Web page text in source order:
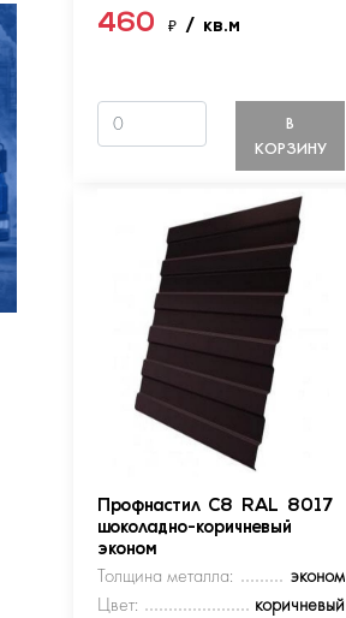
460₽/ кв.м
В
КОРЗИНУ
Профнастил С8 RAL 8017
шоколадно-коричневый
эконом
Толщина металла:
эконом
Цвет:
коричневый